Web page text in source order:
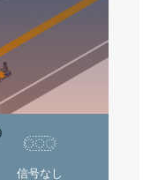
信号なし